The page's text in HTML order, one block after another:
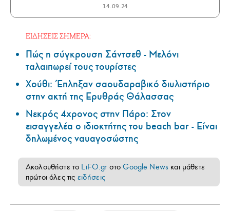
14.09.24
ΕΙΔΗΣΕΙΣ ΣΗΜΕΡΑ:
Πώς η σύγκρουση Σάντσεθ - Μελόνι
ταλαιπωρεί τους τουρίστες
Χούθι: Έπληξαν σαουδαραβικό διυλιστήριο
στην ακτή της Ερυθράς Θάλασσας
Νεκρός 4χρονος στην Πάρο: Στον
εισαγγελέα ο ιδιοκτήτης του beach bar - Είναι
δηλωμένος ναυαγοσώστης
Ακολουθήστε το LiFO.gr στοGoogle News και μάθετε
πρώτοι όλες τις ειδήσεις